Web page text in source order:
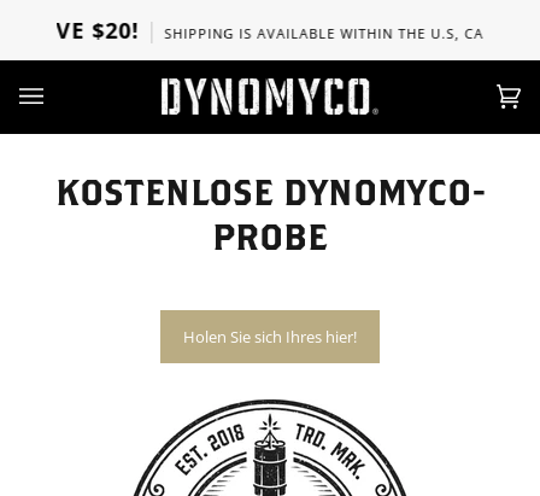
content
$20! SHIPPING IS AVAILABLE WITHIN THE U.S, CANADA,
KOSTENLOSE DYNOMYCO-
PROBE
Holen Sie sich Ihres hier!